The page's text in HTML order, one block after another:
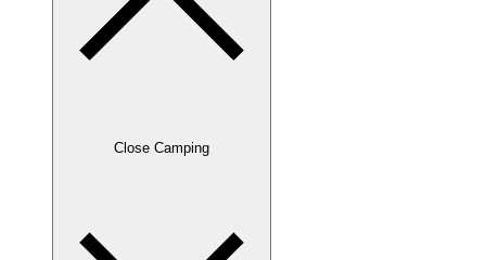
Close Camping